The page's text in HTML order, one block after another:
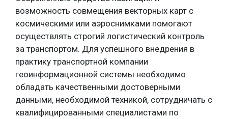
возможность совмещения векторных карт с
космическими или аэроснимками помогают
осуществлять строгий логистический контроль
за транспортом. Для успешного внедрения в
практику транспортной компании
геоинформационной системы необходимо
обладать качественными достоверными
данными, необходимой техникой, сотрудничать с
квалифицированными специалистами по